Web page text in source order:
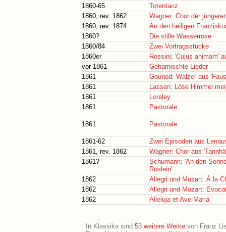
1860-65
Totentanz
1860, rev. 1862
Wagner: Chor der
1860, rev. 1874
An den heiligen
1860?
Die stille Wasserrose
1860/84
Zwei Vortragsstücke
1860er
Rossini: 'Cujus animam'
vor 1861
Geharnischte Lieder
1861
Gounod: Walzer aus
1861
Lassen: Löse Himmel
1861
Loreley
1861
Pastorale
1861 Pastorale
1861-62
Zwei Episoden aus
1861, rev. 1862
Wagner: Chor aus
1861?
Schumann: 'An den
Röslein'
1862
Allegri und Mozart: À la
1862
Allegri und Mozart:
1862
Alleluja et Ave Maria
In Klassika sind 53 weitere Werke von Franz